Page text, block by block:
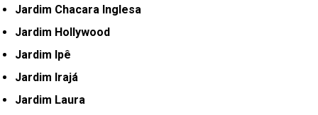
Jardim Chacara Inglesa
Jardim Hollywood
Jardim Ipê
Jardim Irajá
Jardim Laura